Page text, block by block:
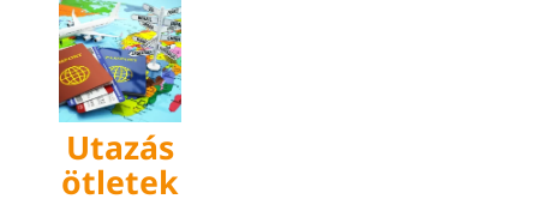
content
Utazás
ötletek